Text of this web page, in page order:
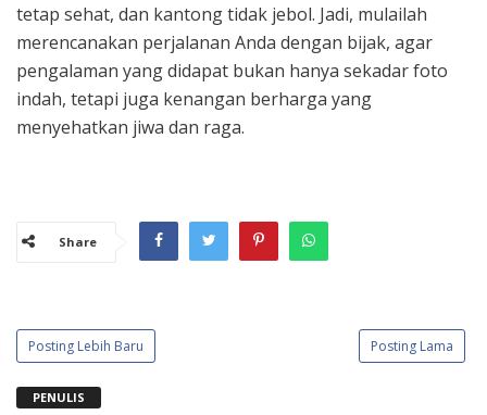
tetap sehat, dan kantong tidak jebol. Jadi, mulailah
merencanakan perjalanan Anda dengan bijak, agar
pengalaman yang didapat bukan hanya sekadar foto
indah, tetapi juga kenangan berharga yang
menyehatkan jiwa dan raga.
Share
Posting Lebih Baru Posting Lama
PENULIS